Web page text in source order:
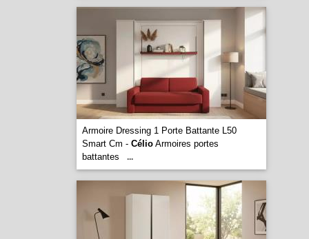
Armoire Dressing 1 Porte Battante L50
Smart Cm - CélioArmoires portes
battantes
...